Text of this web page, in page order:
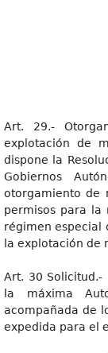
Art. 29.-
explotación de
dispone la
Gobiernos
otorgamiento de
permisos para la
régimen especial
la explotación de
Art. 30
la máxima
acompañada de
expedida para el